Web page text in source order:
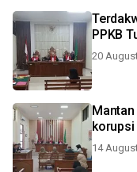
PPKB
20
Mantan
korupsi
14